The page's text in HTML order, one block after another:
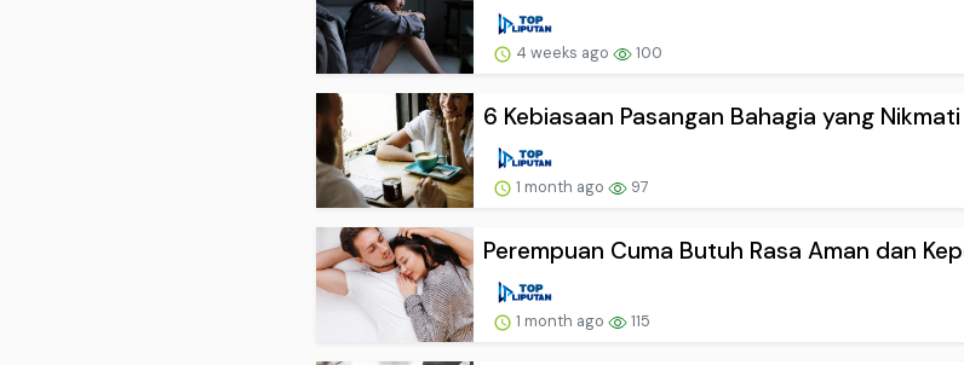
4 weeks ago 100
6 Kebiasaan Pasangan Bahagia yang Nikmati
1 month ago 97
Perempuan Cuma Butuh Rasa Aman dan
1 month ago 115